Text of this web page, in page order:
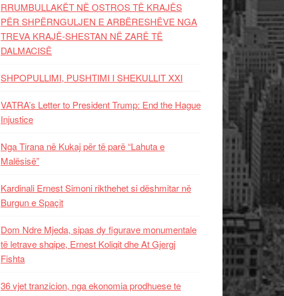
RRUMBULLAKËT NË OSTROS TË KRAJËS
PËR SHPËRNGULJEN E ARBËRESHËVE NGA
TREVA KRAJË-SHESTAN NË ZARË TË
DALMACISË
SHPOPULLIMI, PUSHTIMI I SHEKULLIT XXI
VATRA’s Letter to President Trump: End the Hague
Injustice
Nga Tirana në Kukaj për të parë “Lahuta e
Malësisë”
Kardinali Ernest Simoni rikthehet si dëshmitar në
Burgun e Spaçit
Dom Ndre Mjeda, sipas dy figurave monumentale
të letrave shqipe, Ernest Koliqit dhe At Gjergj
Fishta
36 vjet tranzicion, nga ekonomia prodhuese te